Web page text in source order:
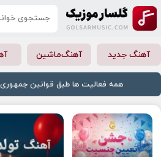
آهنگ جدید آهنگ‌ماشین
همه فعالیت ها طبق قوانین جمهوری